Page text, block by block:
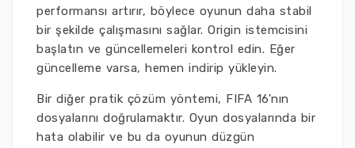
performansı artırır, böylece oyunun daha stabil
bir şekilde çalışmasını sağlar. Origin istemcisini
başlatın ve güncellemeleri kontrol edin. Eğer
güncelleme varsa, hemen indirip yükleyin.
Bir diğer pratik çözüm yöntemi, FIFA 16'nın
dosyalarını doğrulamaktır. Oyun dosyalarında bir
hata olabilir ve bu da oyunun düzgün